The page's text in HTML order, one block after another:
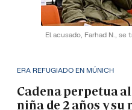
El acusado, Farhad N., se
ERA REFUGIADO EN MÚNICH
Cadena perpetua
niña de 2 años y